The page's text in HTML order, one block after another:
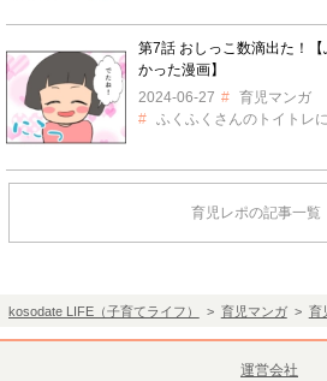
第7話 おしっこ数滴出た！
かった漫画】
2024-06-27
育児マンガ
ふくふくさんのトイトレ
育児レポの記事一覧
kosodate LIFE（子育てライフ） > 育児マンガ> 育
運営会社